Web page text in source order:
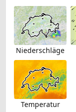
Niederschläge
Temperatur